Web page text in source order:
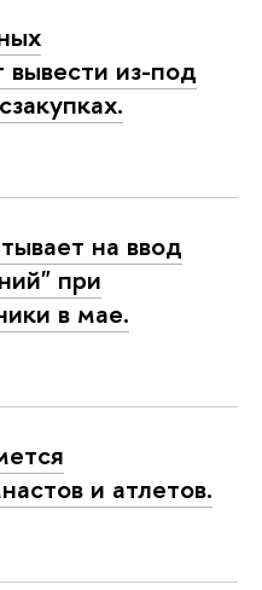
вывести из-под
на ввод
при
в мае.
и атлетов.